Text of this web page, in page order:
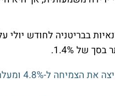
של 1.4%.